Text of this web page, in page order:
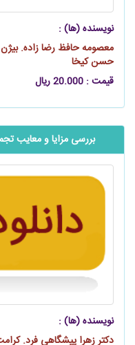
نویسنده (ها) :
معصومه حافظ رضا زاده.
حسن کیخا
قیمت : 20.000 ریال
بررسی مزایا و معایب تجمیع مناطق 15
نویسنده (ها) :
دکتر زهرا پیشگاهی فرد.